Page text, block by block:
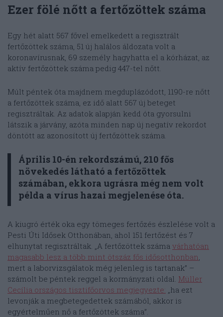
Ezer fölé nőtt a fertőzöttek száma
Egy hét alatt 567 fővel emelkedett a regisztrált
fertőzöttek száma, 51 új halálos áldozata volt a
koronavírusnak, 69 személy hagyhatta el a kórházat, az
aktív fertőzöttek száma pedig 447-tel nőtt.
Múlt péntek óta majdnem megduplázódott, 1190-re nőtt
a fertőzöttek száma, ez idő alatt 567 új beteget
regisztráltak. Az adatok alapján kedd óta gyorsulni
látszik a járvány, azóta minden nap új negatív rekordot
döntött az azonosított új fertőzöttek száma.
Április 10-én rekordszámú, 210 fős
növekedés látható a fertőzöttek
számában, ekkora ugrásra még nem volt
példa a vírus hazai megjelenése óta.
A kiugró érték oka egy tömeges fertőzés észlelése volt a
Pesti Úti Idősek Otthonában, ahol 151 fertőzést és 7
elhunytat regisztráltak. „A fertőzöttek száma várhatóan
magasabb lesz a több mint ötszáz fős idősotthonban
mert a laborvizsgálatok még jelenleg is tartanak” –
számolt be péntek reggel a kormányzati oldal. Müller
Cecília országos tisztifőorvos megjegyezte: „ha ezt
levonják a megbetegedettek számából, akkor is
egyértelműen nő a fertőzöttek száma”.